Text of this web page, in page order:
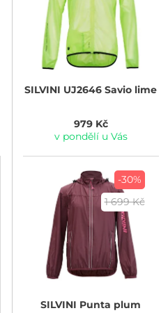
SILVINI UJ2646 Savio lime
979 Kč
v pondělí u Vás
-30%
1 699 Kč
SILVINI Punta plum